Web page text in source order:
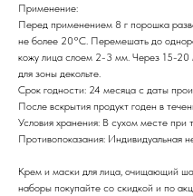
Применение:
Перед применением 8 г порошка
не более 20°C. Перемешать до
кожу лица слоем 2-3 мм. Через 15-20
для зоны декольте.
Срок годности: 24 месяца с даты
После вскрытия продукт годен в
Условия хранения: В сухом месте
Противопоказания: Индивидуальная
Крем и маски для лица, очищающий
наборы покупайте со скидкой и по